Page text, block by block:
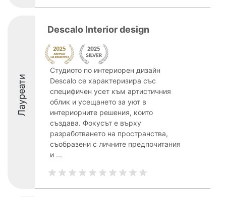
Лауреати
Descalo Interior design
Студиото по интериорен дизайн
Descalo се характеризира със
специфичен усет към артистичния
облик и усещането за уют в
интериорните решения, които
създава. Фокусът е върху
разработването на пространства,
съобразени с личните предпочитания
и ...